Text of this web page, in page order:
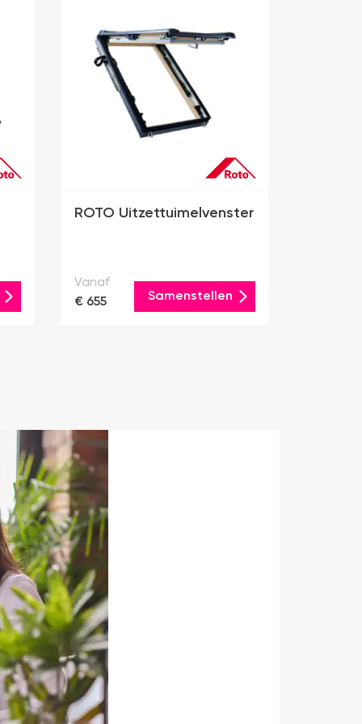
ROTO Uitzettuimelvenster
Vanaf
€ 655
Samenstellen